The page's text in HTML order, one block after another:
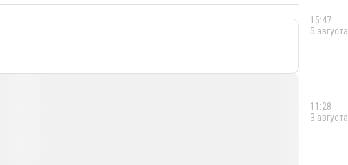
15:47
5 августа
11:28
3 августа